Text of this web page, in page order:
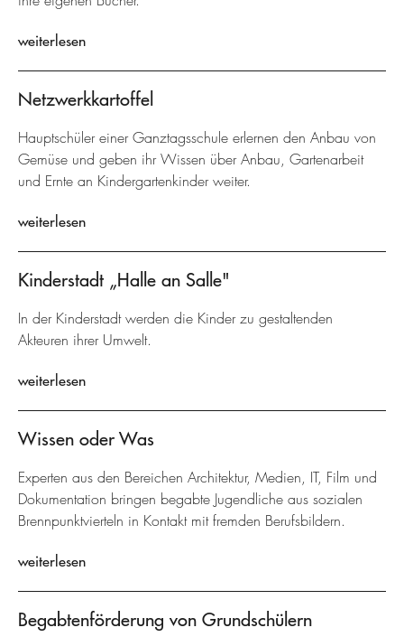
weiterlesen
Netzwerkkartoffel
Hauptschüler einer Ganztagsschule erlernen den Anbau von
Gemüse und geben ihr Wissen über Anbau, Gartenarbeit
und Ernte an Kindergartenkinder weiter.
weiterlesen
Kinderstadt „Halle an Salle"
In der Kinderstadt werden die Kinder zu gestaltenden
Akteuren ihrer Umwelt.
weiterlesen
Wissen oder Was
Experten aus den Bereichen Architektur, Medien, IT, Film und
Dokumentation bringen begabte Jugendliche aus sozialen
Brennpunktvierteln in Kontakt mit fremden Berufsbildern.
weiterlesen
Begabtenförderung von Grundschülern